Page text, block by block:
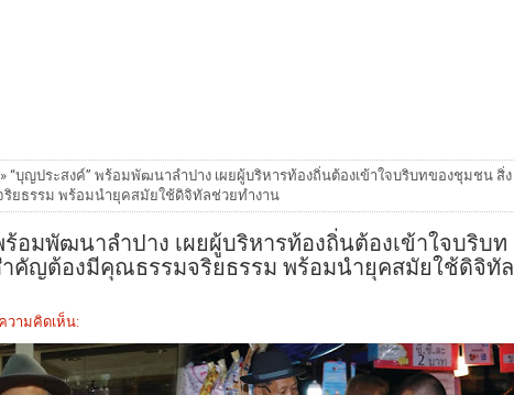
» “บุญประสงค์” พร้อมพัฒนาลำปาง เผยผู้บริหารท้องถิ่นต้องเข้าใจบริบทของชุมชน สิ่ง
ยธรรม พร้อมนำยุคสมัยใช้ดิจิทัลช่วยทำงาน
อมพัฒนาลำปาง เผยผู้บริหารท้องถิ่นต้องเข้าใจบริบท
คัญต้องมีคุณธรรมจริยธรรม พร้อมนำยุคสมัยใช้ดิจิทัล
วามคิดเห็น: